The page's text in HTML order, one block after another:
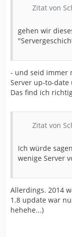
Zitat von
gehen wir
- und seid immer
Server up-to-
Das find ich
Zitat von
Ich würde
wenige Server
Allerdings. 2014
1.8 update war
hehehe...)